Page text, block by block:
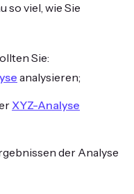
so viel, wie Sie
Sie:
analysieren;
XYZ-Analyse
der Analyse